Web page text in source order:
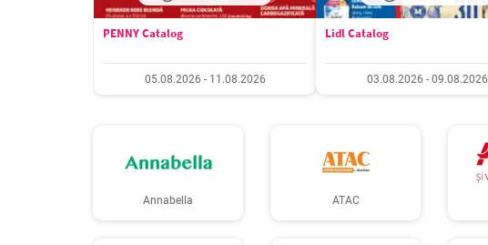
PENNY Catalog
05.08.2026 - 11.08.2026
Lidl Catalog
03.08.2026 - 09.08.2026
Annabella ATAC